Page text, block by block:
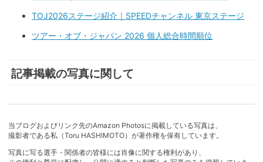
TOJ2026ステージ紹介｜SPEEDチャンネル 東京ステージ
ツアー・オブ・ジャパン 2026 個人総合時間順位
記事掲載の写真に関して
当ブログおよびリンク先のAmazon Photosに掲載している写真は、
撮影者である私（Toru HASHIMOTO）が著作権を保有しています。
写真に写る選手・関係者の皆様には肖像に関する権利があり、